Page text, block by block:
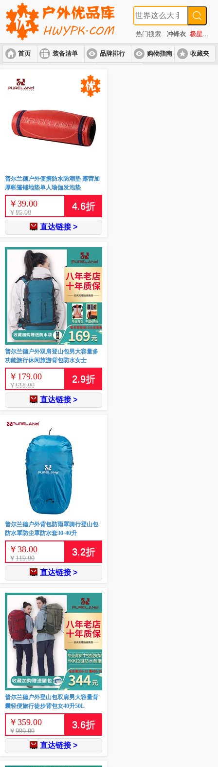
热门搜索: 冲锋衣 极星
首页 装备清单 品牌排行 购物指南 收藏夹
普尔兰德户外便携防水防潮垫 露营加
厚帐篷铺地垫单人瑜伽发泡垫
￥ 39.00
￥ 85.00
4.6折
直达链接 >
普尔兰德户外双肩登山包男大容量多
功能旅行休闲旅游背包防水女士
￥ 179.00
￥ 618.00
2.9折
直达链接 >
普尔兰德户外背包防雨罩骑行登山包
防水罩防尘罩防水套30-40升
￥ 38.00
￥ 119.00
3.2折
直达链接 >
普尔兰德户外登山包双肩男大容量背
囊轻便旅行徒步背包女40升50L
￥ 359.00
￥ 999.00
3.6折
直达链接 >